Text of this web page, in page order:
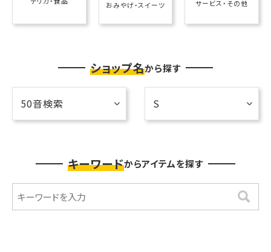
おみやげ・スイーツ サービス・その他
ショップ名から探す
50音検索 S
キーワードからアイテムを探す
検索